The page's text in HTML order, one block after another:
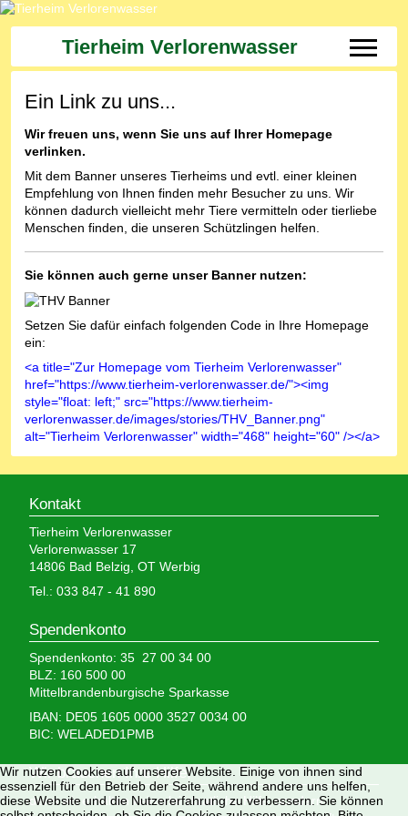
Tierheim Verlorenwasser Off-
Ein Link zu uns...
Wir freuen uns, wenn Sie uns auf Ihrer Homepage
verlinken.
Mit dem Banner unseres Tierheims und evtl. einer kleinen
Empfehlung von Ihnen finden mehr Besucher zu uns. Wir
können dadurch vielleicht mehr Tiere vermitteln oder tierliebe
Menschen finden, die unseren Schützlingen helfen.
Sie können auch gerne unser Banner nutzen:
Setzen Sie dafür einfach folgenden Code in Ihre Homepage
ein:
<a title="Zur Homepage vom Tierheim Verlorenwasser"
href="https://www.tierheim-verlorenwasser.de/"><img
style="float: left;" src="https://www.tierheim-
verlorenwasser.de/images/stories/THV_Banner.png"
alt="Tierheim Verlorenwasser" width="468" height="60" /></a>
Kontakt
Tierheim Verlorenwasser
Verlorenwasser 17
14806 Bad Belzig, OT Werbig
Tel.: 033 847 - 41 890
Spendenkonto
Spendenkonto: 35 27 00 34 00
BLZ: 160 500 00
Mittelbrandenburgische Sparkasse
IBAN: DE05 1605 0000 3527 0034 00
BIC: WELADED1PMB
Wir brauchen Ihre Hilfe,
denn wir erhalten keinerlei staatliche Hilfe, sondern
Wir nutzen Cookies auf unserer Website. Einige von ihnen sind
essenziell für den Betrieb der Seite, während andere uns helfen,
diese Website und die Nutzererfahrung zu verbessern. Sie können